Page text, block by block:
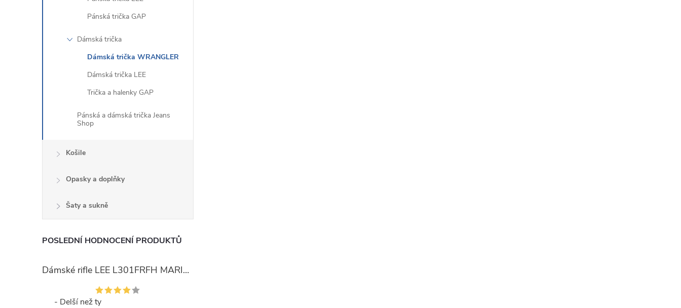
Pánská trička GAP
Dámská trička
Dámská trička WRANGLER
Dámská trička LEE
Trička a halenky GAP
Pánská a dámská trička Jeans
Shop
Košile
Opasky a doplňky
Šaty a sukně
POSLEDNÍ HODNOCENÍ PRODUKTŮ
Dámské rifle LEE L301FRFH MARION STRAIGHT RINSE
- Delší než ty